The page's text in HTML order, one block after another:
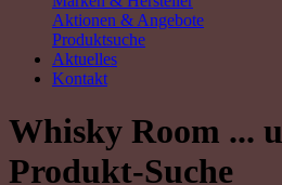
Aktionen & Angebote
Produktsuche
Aktuelles
Kontakt
Whisky Room ...
Produkt-Suche